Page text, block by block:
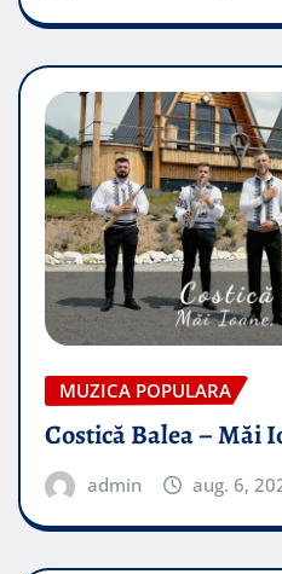
MUZICA POPULARA
Costică Balea – Măi
admin aug. 6,